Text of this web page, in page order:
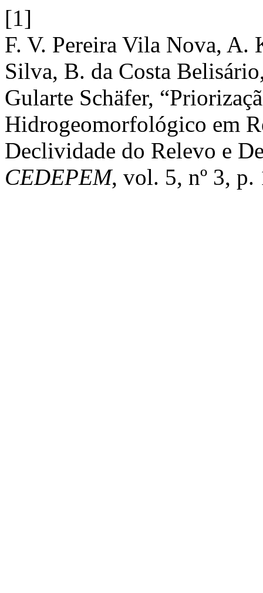
[1]
F. V. Pereira Vila Nova, A.
Silva, B. da Costa
Gularte Schäfer,
Hidrogeomorfológico em
Declividade do Relevo e
CEDEPEM, vol. 5, nº 3,